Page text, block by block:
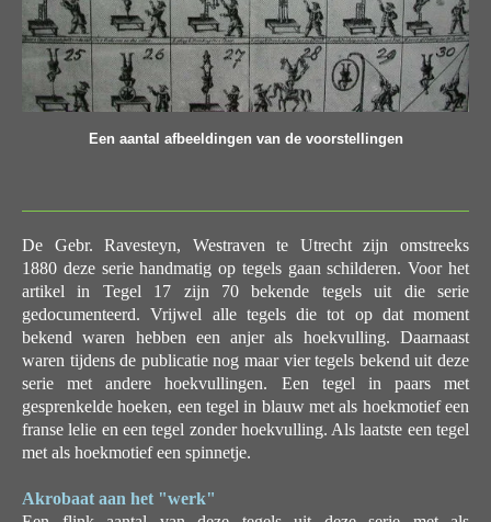
Een aantal afbeeldingen van de voorstellingen
De Gebr. Ravesteyn, Westraven te Utrecht zijn omstreeks
1880 deze serie handmatig op tegels gaan schilderen. Voor het
artikel in Tegel 17 zijn 70 bekende tegels uit die serie
gedocumenteerd. Vrijwel alle tegels die tot op dat moment
bekend waren hebben een anjer als hoekvulling. Daarnaast
waren tijdens de publicatie nog maar vier tegels bekend uit deze
serie met andere hoekvullingen. Een tegel in paars met
gesprenkelde hoeken, een tegel in blauw met als hoekmotief een
franse lelie en een tegel zonder hoekvulling. Als laatste een tegel
met als hoekmotief een spinnetje.
Akrobaat aan het "werk"